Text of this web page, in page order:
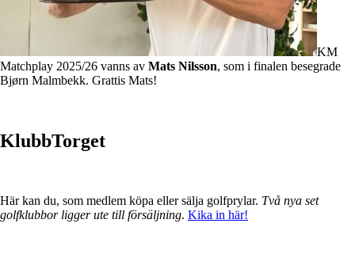
KM
Matchplay 2025/26 vanns av Mats Nilsson, som i finalen besegrade
Bjørn Malmbekk. Grattis Mats!
KlubbTorget
Här kan du, som medlem köpa eller sälja golfprylar. Två nya set
golfklubbor ligger ute till försäljning. Kika in här!